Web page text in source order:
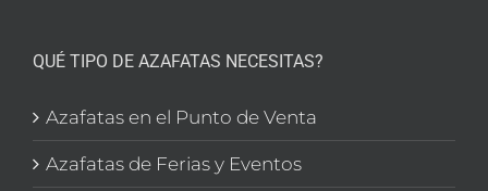
QUÉ TIPO DE AZAFATAS NECESITAS?
Azafatas en el Punto de Venta
Azafatas de Ferias y Eventos